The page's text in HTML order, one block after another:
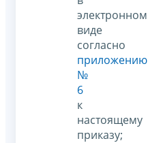
электронном
виде
согласно
приложению
№
6
к
настоящему
приказу;